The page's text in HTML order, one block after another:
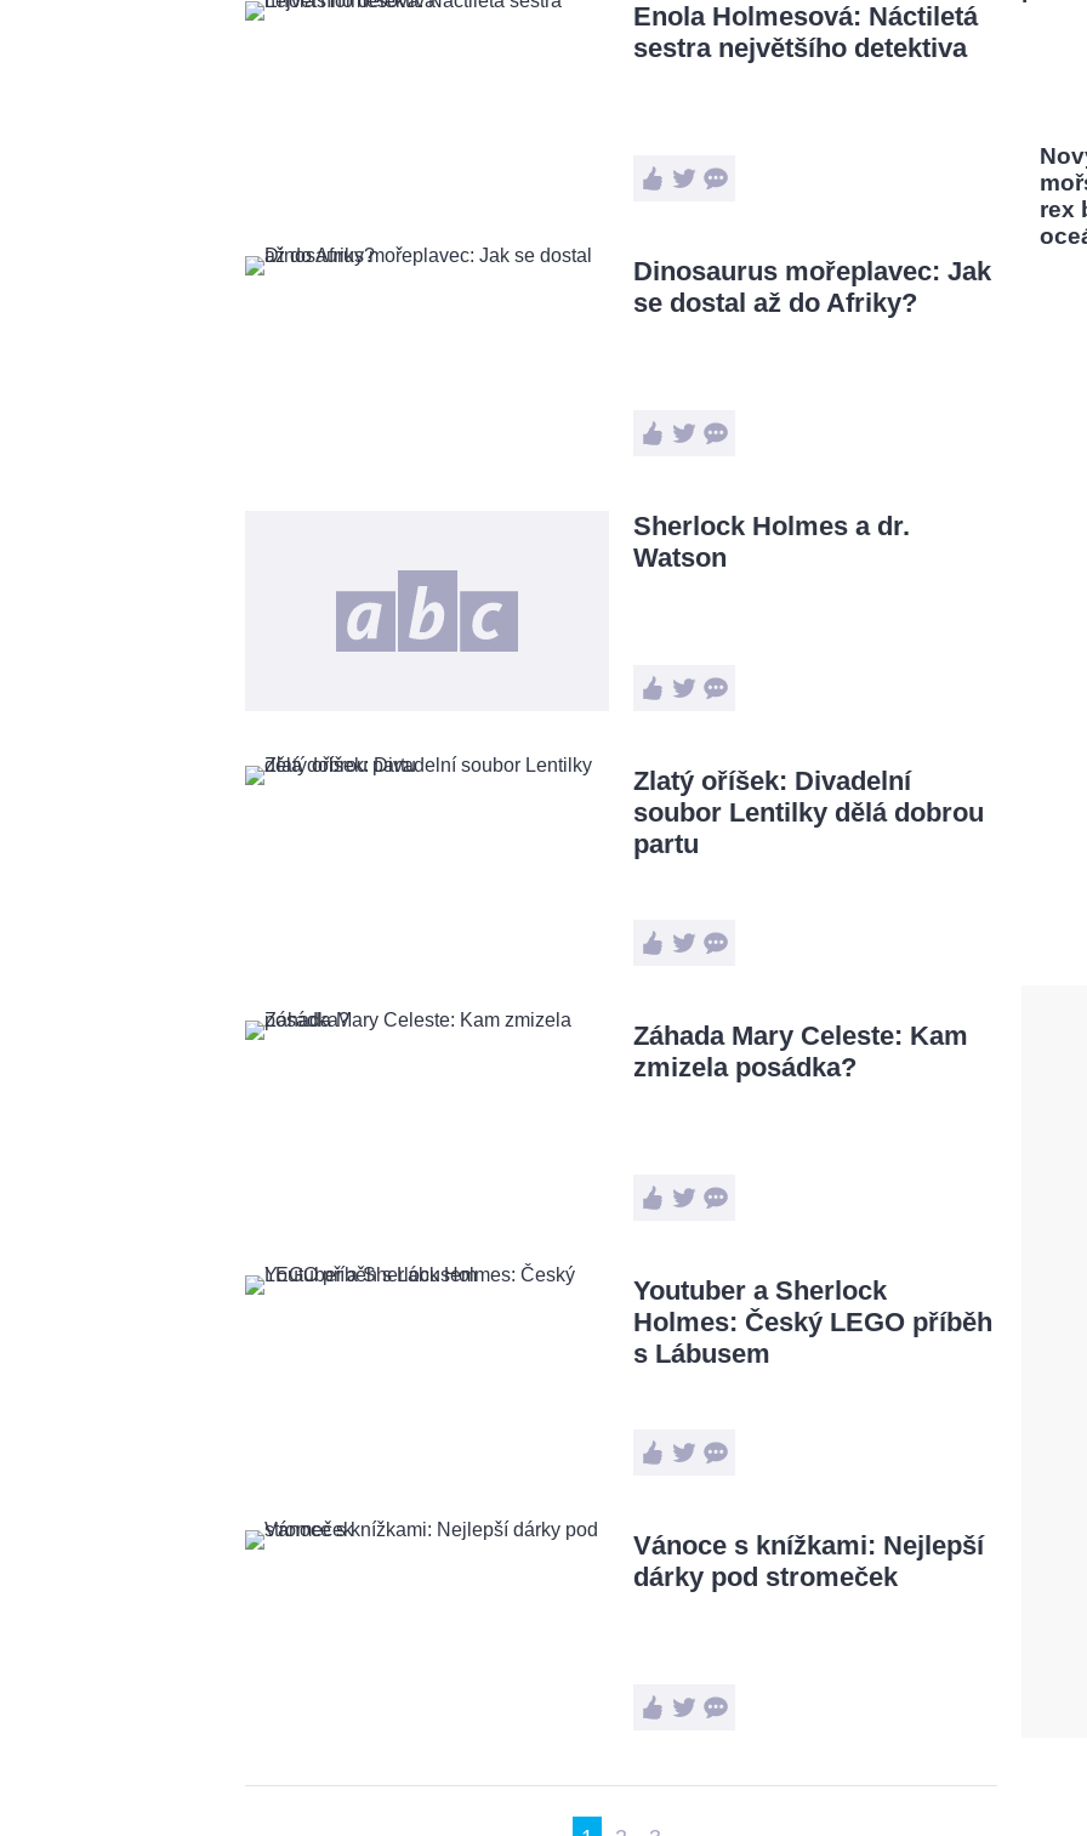
Enola Holmesová: Náctiletá
sestra největšího detektiva
Dinosaurus mořeplavec: Jak
se dostal až do Afriky?
Sherlock Holmes a dr.
Watson
Zlatý oříšek: Divadelní
soubor Lentilky dělá dobrou
partu
Záhada Mary Celeste: Kam
zmizela posádka?
Youtuber a Sherlock
Holmes: Český LEGO příběh
s Lábusem
Vánoce s knížkami: Nejlepší
dárky pod stromeček
rex